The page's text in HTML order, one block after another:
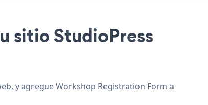
sitio StudioPress
y agregue Workshop Registration Form a